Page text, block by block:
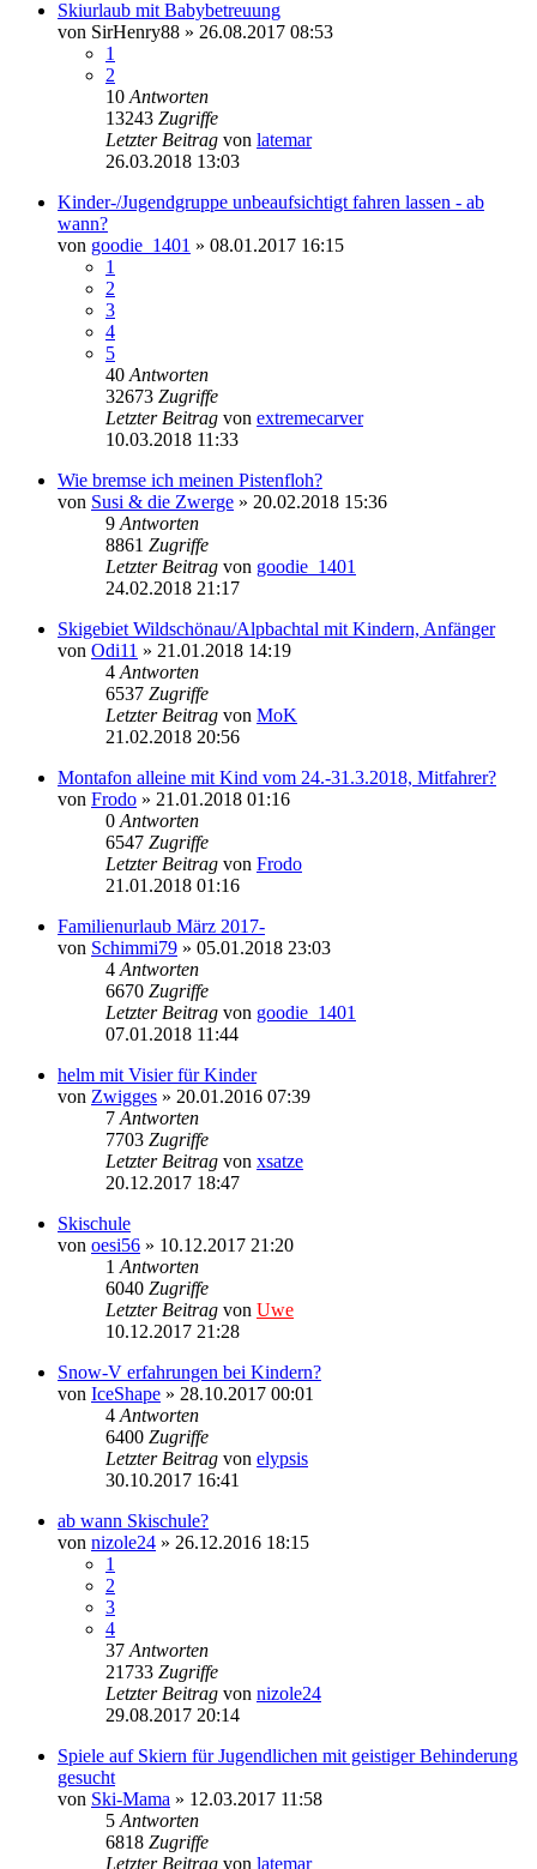
Skiurlaub mit Babybetreuung
von SirHenry88 » 26.08.2017 08:53
1
2
10 Antworten
13243 Zugriffe
Letzter Beitrag von latemar
26.03.2018 13:03
Kinder-/Jugendgruppe unbeaufsichtigt fahren lassen - ab
wann?
von goodie_1401 » 08.01.2017 16:15
1
2
3
4
5
40 Antworten
32673 Zugriffe
Letzter Beitrag von extremecarver
10.03.2018 11:33
Wie bremse ich meinen Pistenfloh?
von Susi & die Zwerge » 20.02.2018 15:36
9 Antworten
8861 Zugriffe
Letzter Beitrag von goodie_1401
24.02.2018 21:17
Skigebiet Wildschönau/Alpbachtal mit Kindern, Anfänger
von Odi11 » 21.01.2018 14:19
4 Antworten
6537 Zugriffe
Letzter Beitrag von MoK
21.02.2018 20:56
Montafon alleine mit Kind vom 24.-31.3.2018, Mitfahrer?
von Frodo » 21.01.2018 01:16
0 Antworten
6547 Zugriffe
Letzter Beitrag von Frodo
21.01.2018 01:16
Familienurlaub März 2017-
von Schimmi79 » 05.01.2018 23:03
4 Antworten
6670 Zugriffe
Letzter Beitrag von goodie_1401
07.01.2018 11:44
helm mit Visier für Kinder
von Zwigges » 20.01.2016 07:39
7 Antworten
7703 Zugriffe
Letzter Beitrag von xsatze
20.12.2017 18:47
Skischule
von oesi56 » 10.12.2017 21:20
1 Antworten
6040 Zugriffe
Letzter Beitrag von Uwe
10.12.2017 21:28
Snow-V erfahrungen bei Kindern?
von IceShape » 28.10.2017 00:01
4 Antworten
6400 Zugriffe
Letzter Beitrag von elypsis
30.10.2017 16:41
ab wann Skischule?
von nizole24 » 26.12.2016 18:15
1
2
3
4
37 Antworten
21733 Zugriffe
Letzter Beitrag von nizole24
29.08.2017 20:14
Spiele auf Skiern für Jugendlichen mit geistiger Behinderung
gesucht
von Ski-Mama » 12.03.2017 11:58
5 Antworten
6818 Zugriffe
Letzter Beitrag von latemar